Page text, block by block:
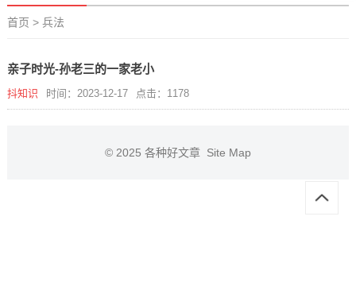
首页 > 兵法
亲子时光-孙老三的一家老小
抖知识 时间：2023-12-17 点击：1178
© 2025 各种好文章 Site Map